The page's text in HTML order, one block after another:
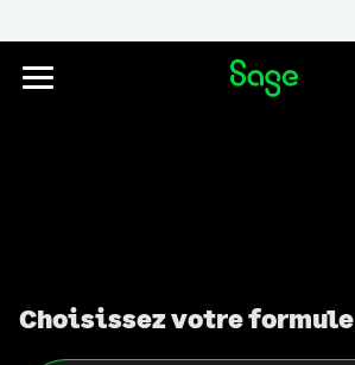
Choisissez votre formule